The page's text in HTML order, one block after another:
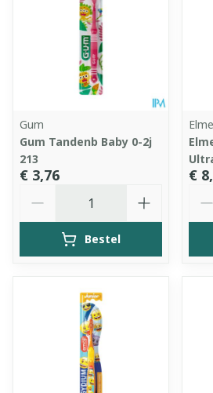
Gum
Gum Tandenb Baby 0-2j
213
€ 3,76
Bestel
€